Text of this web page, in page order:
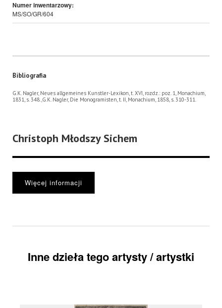
Numer inwentarzowy:
MS/SO/GR/604
Bibliografia
G.K. Nagler, Neues allgemeines Kunstler-Lexikon, t. XVI, rozdz.: poz. 1, Monachium,
1831, s. 348.,G.K. Nagler, Die Monogramisten, t. II, Monachium, 1858, s. 310-311.
Christoph Młodszy Sichem
Więcej informacji
Inne dzieła tego artysty / artystki